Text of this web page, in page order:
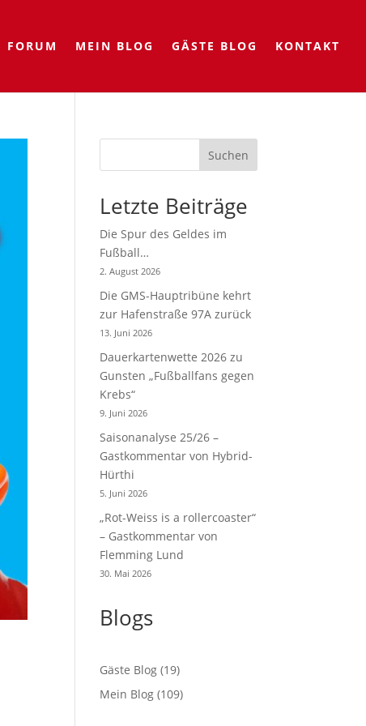
FORUM MEIN BLOG GÄSTE BLOG KONTAKT
Suchen
Letzte Beiträge
Die Spur des Geldes im
Fußball…
2. August 2026
Die GMS-Hauptribüne kehrt
zur Hafenstraße 97A zurück
13. Juni 2026
Dauerkartenwette 2026 zu
Gunsten „Fußballfans gegen
Krebs“
9. Juni 2026
Saisonanalyse 25/26 –
Gastkommentar von Hybrid-
Hürthi
5. Juni 2026
„Rot-Weiss is a rollercoaster“
– Gastkommentar von
Flemming Lund
30. Mai 2026
Blogs
Gäste Blog (19)
Mein Blog (109)